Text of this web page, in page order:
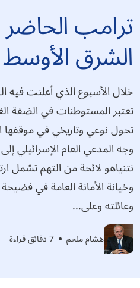
ترامب
الشرق الأوسط
خلال الأسبوع الذي أعلنت فيه
تعتبر المستوطنات في الضفة
تحول نوعي وتاريخي في موقفها
وجه المدعي العام الإسرائيلي
نتنياهو لائحة من التهم تشمل
وخيانة الأمانة العامة في
وعائلته وعلى...
هشام ملحم 7 دقائق قراءة